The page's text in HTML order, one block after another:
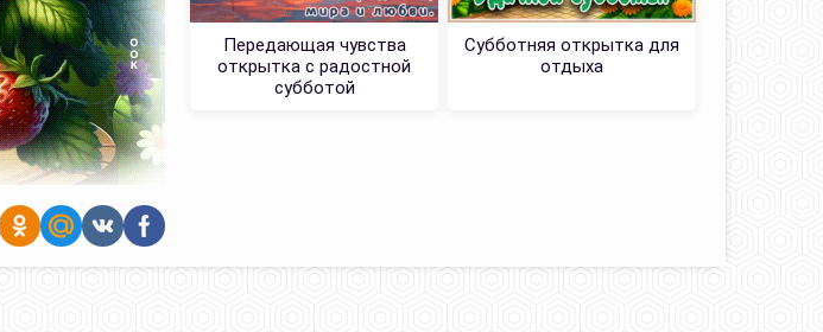
Передающая чувства
открытка с радостной
субботой
Субботняя открытка для
отдыха